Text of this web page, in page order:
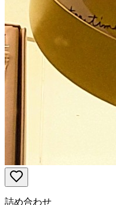
詰め合わせ